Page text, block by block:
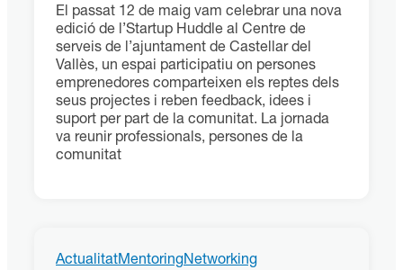
El passat 12 de maig vam celebrar una nova
edició de l’Startup Huddle al Centre de
serveis de l’ajuntament de Castellar del
Vallès, un espai participatiu on persones
emprenedores comparteixen els reptes dels
seus projectes i reben feedback, idees i
suport per part de la comunitat. La jornada
va reunir professionals, persones de la
comunitat
ActualitatMentoringNetworking